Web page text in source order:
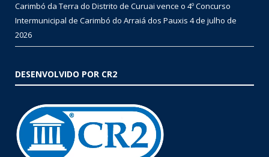
Carimbó da Terra do Distrito de Curuai vence o 4º Concurso
Intermunicipal de Carimbó do Arraiá dos Pauxis 4 de julho de
2026
DESENVOLVIDO POR CR2